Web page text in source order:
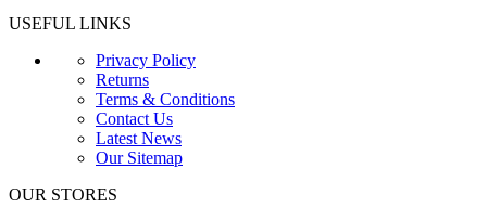
USEFUL LINKS
Privacy Policy
Returns
Terms & Conditions
Contact Us
Latest News
Our Sitemap
OUR STORES